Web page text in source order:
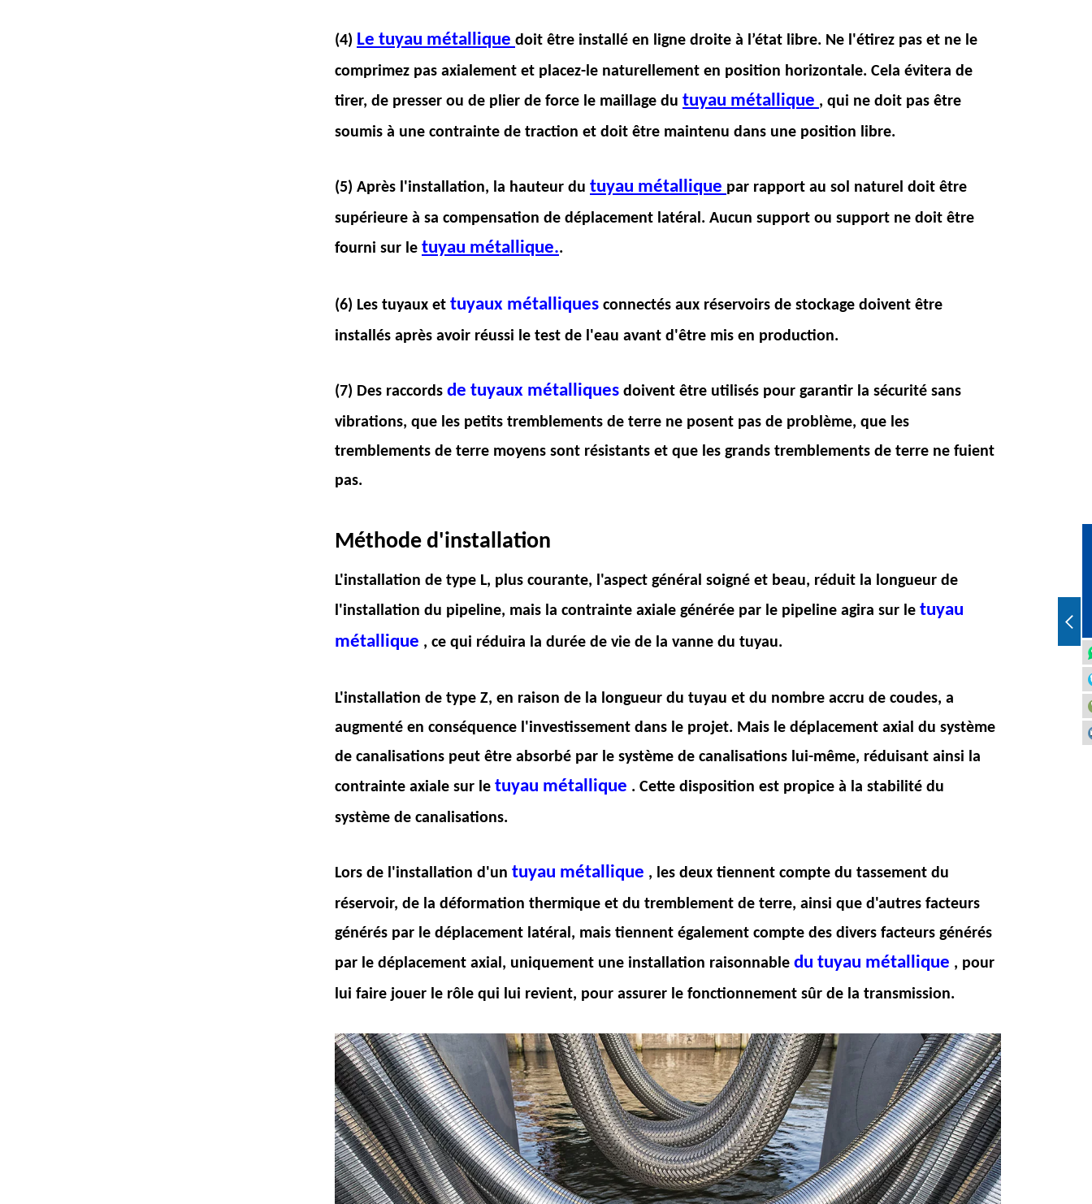
(4) Le tuyau métallique doit être installé en ligne droite à l’état libre. Ne l'étirez pas et ne le
comprimez pas axialement et placez-le naturellement en position horizontale. Cela évitera de
tirer, de presser ou de plier de force le maillage du tuyau métallique , qui ne doit pas être
soumis à une contrainte de traction et doit être maintenu dans une position libre.
(5) Après l'installation, la hauteur du tuyau métallique par rapport au sol naturel doit être
supérieure à sa compensation de déplacement latéral. Aucun support ou support ne doit être
fourni sur le tuyau métallique..
(6) Les tuyaux et tuyaux métalliques connectés aux réservoirs de stockage doivent être
installés après avoir réussi le test de l'eau avant d'être mis en production.
(7) Des raccords de tuyaux métalliques doivent être utilisés pour garantir la sécurité sans
vibrations, que les petits tremblements de terre ne posent pas de problème, que les
tremblements de terre moyens sont résistants et que les grands tremblements de terre ne fuient
pas.
Méthode d'installation
L'installation de type L, plus courante, l'aspect général soigné et beau, réduit la longueur de
l'installation du pipeline, mais la contrainte axiale générée par le pipeline agira sur le tuyau
métallique , ce qui réduira la durée de vie de la vanne du tuyau.
L'installation de type Z, en raison de la longueur du tuyau et du nombre accru de coudes, a
augmenté en conséquence l'investissement dans le projet. Mais le déplacement axial du système
de canalisations peut être absorbé par le système de canalisations lui-même, réduisant ainsi la
contrainte axiale sur le tuyau métallique . Cette disposition est propice à la stabilité du
système de canalisations.
Lors de l'installation d'un tuyau métallique , les deux tiennent compte du tassement du
réservoir, de la déformation thermique et du tremblement de terre, ainsi que d'autres facteurs
générés par le déplacement latéral, mais tiennent également compte des divers facteurs générés
par le déplacement axial, uniquement une installation raisonnable du tuyau métallique , pour
lui faire jouer le rôle qui lui revient, pour assurer le fonctionnement sûr de la transmission.